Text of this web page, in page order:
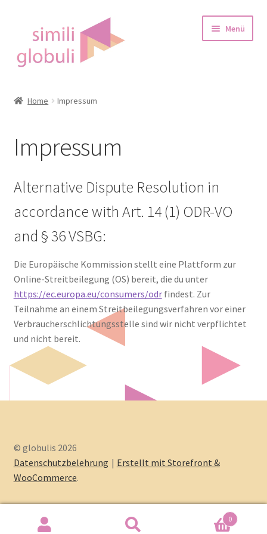
Navigation
springen
Inhalt
springen
Menü
Blog
Shop
Warenkorb
Home Impressum
Impressum
Alternative Dispute Resolution in
accordance with Art. 14 (1) ODR-VO
and § 36 VSBG:
Die Europäische Kommission stellt eine Plattform zur
Online-Streitbeilegung (OS) bereit, die du unter
https://ec.europa.eu/consumers/odrfindest. Zur
Teilnahme an einem Streitbeilegungsverfahren vor einer
Verbraucherschlichtungsstelle sind wir nicht verpflichtet
und nicht bereit.
© globulis 2026
Datenschutzbelehrung
Erstellt mit Storefront &
WooCommerce.
0